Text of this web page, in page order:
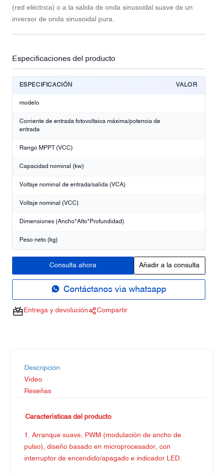
(red eléctrica) o a la salida de onda sinusoidal suave de un
inversor de onda sinusoidal pura.
Especificaciones del producto
ESPECIFICACIÓN VALOR
modelo
Corriente de entrada fotovoltaica máxima/potencia de
entrada
Rango MPPT (VCC)
Capacidad nominal (kw)
Voltaje nominal de entrada/salida (VCA)
Voltaje nominal (VCC)
Dimensiones (Ancho*Alto*Profundidad)
Peso neto (kg)
Consulta ahora Añadir a la consulta
Contáctanos vía whatsapp
Entrega y devolución Compartir
Descripción
Vídeo
Reseñas
Características del producto
1. Arranque suave, PWM (modulación de ancho de
pulso), diseño basado en microprocesador, con
interruptor de encendido/apagado e indicador LED.